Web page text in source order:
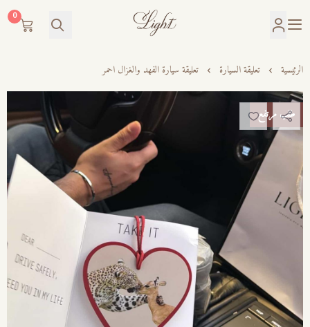
LIGHT
0
الرئيسية تعليقة السيارة تعليقة سيارة الفهد والغزال احمر
طلب مرتفع